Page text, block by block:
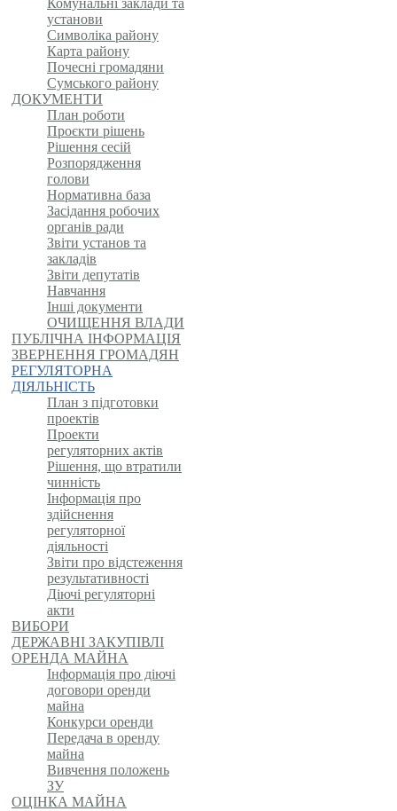
Комунальні заклади та
установи
Символіка району
Карта району
Почесні громадяни
Сумського району
ДОКУМЕНТИ
План роботи
Проєкти рішень
Рішення сесій
Розпорядження
голови
Нормативна база
Засідання робочих
органів ради
Звіти установ та
закладів
Звіти депутатів
Навчання
Інші документи
ОЧИЩЕННЯ ВЛАДИ
ПУБЛІЧНА ІНФОРМАЦІЯ
ЗВЕРНЕННЯ ГРОМАДЯН
РЕГУЛЯТОРНА
ДІЯЛЬНІСТЬ
План з підготовки
проектів
Проекти
регуляторних актів
Рішення, що втратили
чинність
Інформація про
здійснення
регуляторної
діяльності
Звіти про відстеження
результативності
Діючі регуляторні
акти
ВИБОРИ
ДЕРЖАВНІ ЗАКУПІВЛІ
ОРЕНДА МАЙНА
Інформація про діючі
договори оренди
майна
Конкурси оренди
Передача в оренду
майна
Вивчення положень
ЗУ
ОЦІНКА МАЙНА